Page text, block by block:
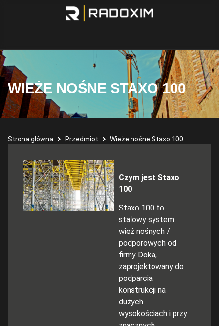
WIEŻE NOŚNE STAXO 100
Strona główna Przedmiot Wieże nośne Staxo 100
Czym jest Staxo
100
Staxo 100 to
stalowy system
wież nośnych /
podporowych od
firmy Doka,
zaprojektowany do
podparcia
konstrukcji na
dużych
wysokościach i przy